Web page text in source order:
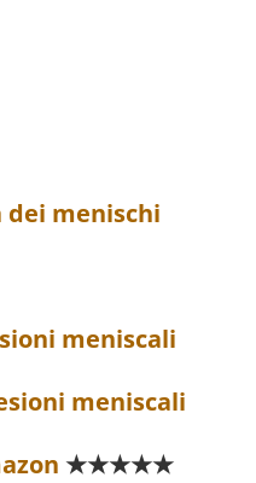
menischi
meniscali
meniscali
★★★★★